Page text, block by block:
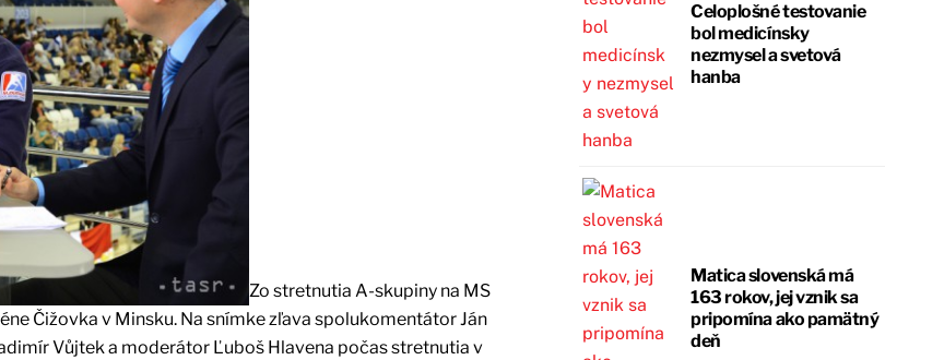
Zo stretnutia A-skupiny na MS
Čižovka v Minsku. Na snímke zľava spolukomentátor Ján
Vůjtek a moderátor Ľuboš Hlavena počas stretnutia v
Celoplošné testovanie
bol medicínsky
nezmysel a svetová
hanba
Matica slovenská má
163 rokov, jej vznik sa
pripomína ako pamätný
deň